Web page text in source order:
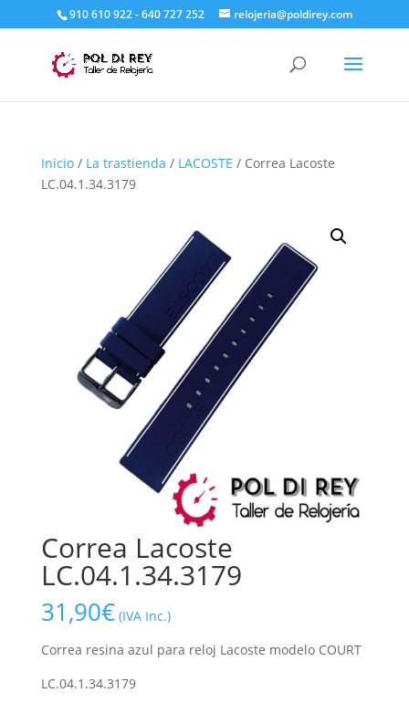
910 610 922 - 640 727 252 relojeria@poldirey.com
Inicio/ La trastienda / LACOSTE / Correa Lacoste
LC.04.1.34.3179
Correa Lacoste
LC.04.1.34.3179
31,90€ (IVA Inc.)
Correa resina azul para reloj Lacoste modelo COURT
LC.04.1.34.3179